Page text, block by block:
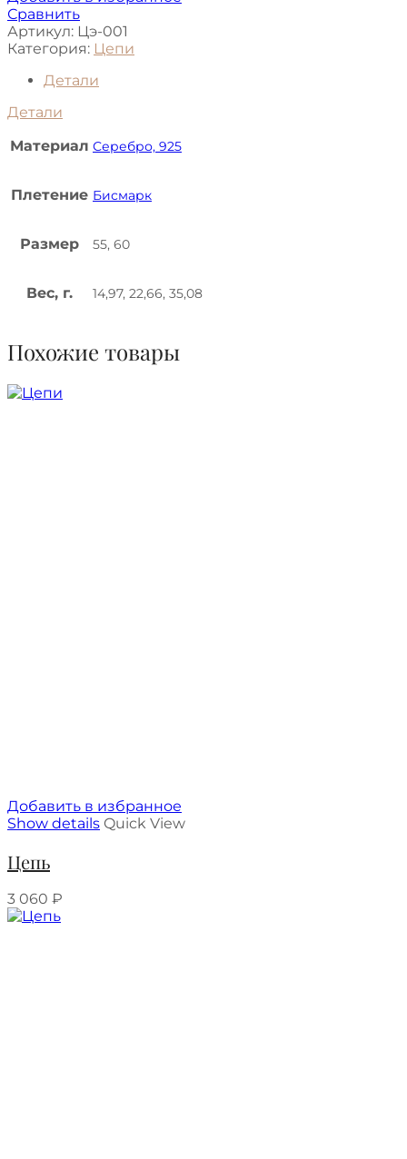
Сравнить
Артикул: Цэ-001
Категория: Цепи
Детали
Детали
Материал Серебро, 925
Плетение Бисмарк
Размер 55, 60
Вес, г. 14,97, 22,66, 35,08
Похожие товары
Добавить в избранное
Show details Quick View
Цепь
3 060 ₽